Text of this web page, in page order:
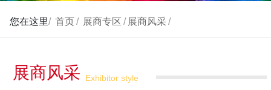
您在这里/ 首页 / 展商专区 / 展商风采 /
展商风采 Exhibitor style